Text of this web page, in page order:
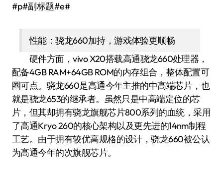
#p#副标题#e#
性能：骁龙660加持，游戏体验更顺畅
硬件方面，vivo X20搭载高通骁龙660处理器，
配备4GB RAM+64GB ROM的内存组合，整体配置可
圈可点。骁龙660是高通今年主推的中高端芯片，也
就是骁龙653的继承者。虽然只是中高端定位的芯
片，但其却拥有骁龙旗舰芯片800系列的血统，采用
了高通Kryo 260的核心架构以及更先进的14nm制程
工艺。由于拥有较优高规格的设计，骁龙660被公认
为高通今年的次旗舰芯片。